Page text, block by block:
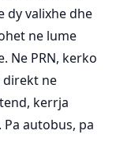
dy valixhe dhe
ne lume
Ne PRN, kerko
direkt ne
kerrja
autobus, pa